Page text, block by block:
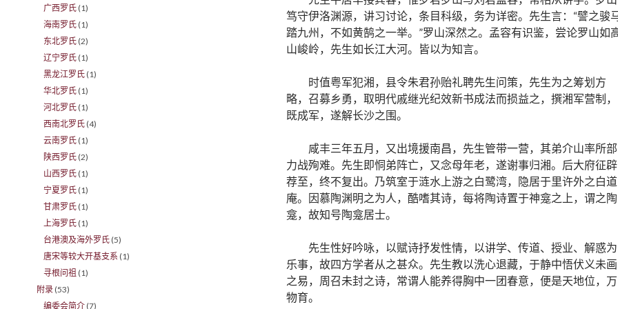
笃守伊洛渊源，讲习讨论，条目科级，务为详密。先生言：“譬之骏
踏九州，不如黄鹄之一举。”罗山深然之。孟容有识鉴，尝论罗山如
山峻岭，先生如长江大河。皆以为知言。
时值粤军犯湘，县令朱君孙贻礼聘先生问策，先生为之筹划方
略，召募乡勇，取明代戚继光纪效新书成法而损益之，撰湘军营制，
既成军，遂解长沙之围。
咸丰三年五月，又出境援南昌，先生管带一营，其弟介山率所部
力战殉难。先生即恫弟阵亡，又念母年老，遂谢事归湘。后大府征辟
荐至，终不复出。乃筑室于涟水上游之白鹭湾，隐居于里许外之白道
庵。因慕陶渊明之为人，酷嗜其诗，每将陶诗置于神龛之上，谓之陶
龛，故知号陶龛居士。
先生性好吟咏，以赋诗抒发性情，以讲学、传道、授业、解惑为
乐事，故四方学者从之甚众。先生教以洗心退藏，于静中悟伏义未画
之易，周召未封之诗，常谓人能养得胸中一团春意，便是天地位，万
物育。
广西罗氏 (1)
海南罗氏 (1)
东北罗氏 (2)
辽宁罗氏 (1)
黑龙江罗氏 (1)
华北罗氏 (1)
河北罗氏 (1)
西南北罗氏 (4)
云南罗氏 (1)
陕西罗氏 (2)
山西罗氏 (1)
宁夏罗氏 (1)
甘肃罗氏 (1)
上海罗氏 (1)
台港澳及海外罗氏 (5)
唐宋等较大开基支系 (1)
寻根问祖 (1)
附录 (53)
编委会简介 (7)